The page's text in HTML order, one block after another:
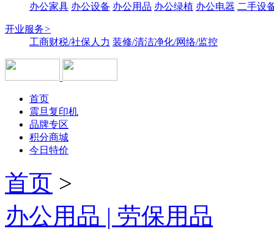
办公家具 办公设备 办公用品 办公绿植 办公电器 二手设
开业服务>
工商财税/社保人力 装修/清洁净化/网络/监控
首页
震旦复印机
品牌专区
积分商城
今日特价
首页 >
办公用品 | 劳保用品